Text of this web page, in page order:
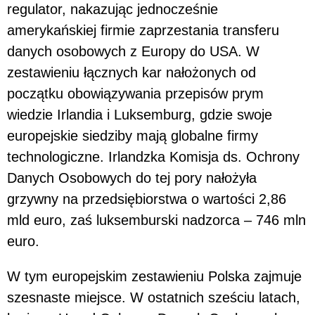
regulator, nakazując jednocześnie
amerykańskiej firmie zaprzestania transferu
danych osobowych z Europy do USA. W
zestawieniu łącznych kar nałożonych od
początku obowiązywania przepisów prym
wiedzie Irlandia i Luksemburg, gdzie swoje
europejskie siedziby mają globalne firmy
technologiczne. Irlandzka Komisja ds. Ochrony
Danych Osobowych do tej pory nałożyła
grzywny na przedsiębiorstwa o wartości 2,86
mld euro, zaś luksemburski nadzorca – 746 mln
euro.
W tym europejskim zestawieniu Polska zajmuje
szesnaste miejsce. W ostatnich sześciu latach,